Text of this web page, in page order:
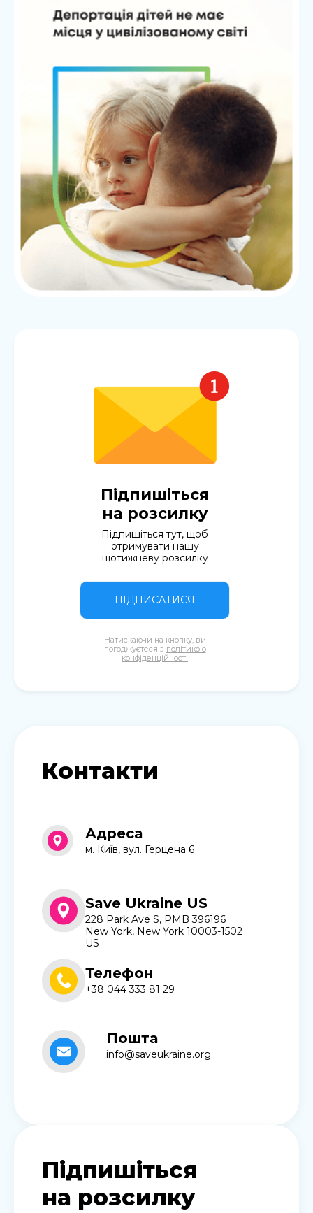
Підпишіться
на розсилку
Підпишіться тут, щоб
отримувати нашу
щотижневу розсилку
ПІДПИСАТИСЯ
Натискаючи на кнопку, ви
погоджуєтеся з політикою
конфіденційності
Контакти
Адреса
м. Київ, вул. Герцена 6
Save Ukraine US
228 Park Ave S, PMB 396196
New York, New York 10003-1502
US
Телефон
+38 044 333 81 29
Пошта
info@saveukraine.org
Підпишіться
на розсилку